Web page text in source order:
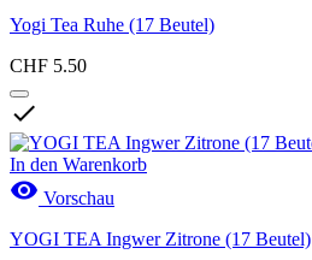
Neue Produkte 0
Aktionen
Kategorien
Tee als Hausmittel
Entspannungstee 5
Yogi Tea Ruhe (17 Beutel)
CHF 5.50

In den Warenkorb
 Vorschau
YOGI TEA Ingwer Zitrone (17 Beutel)